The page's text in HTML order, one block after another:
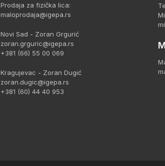
Prodaja za fizička lica:
maloprodaja@igepa.rs
Novi Sad - Zoran Grgurić
zoran.grguric@igepa.rs
+381 (66) 55 00 069
Kragujevac - Zoran Dugić
zoran.dugic@igepa.rs
+381 (60) 44 40 953